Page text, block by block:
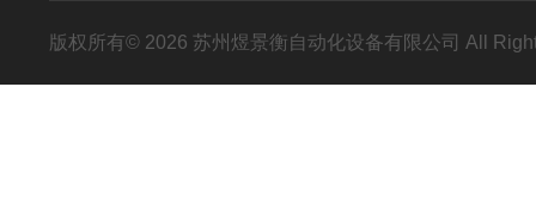
版权所有© 2026 苏州煜景衡自动化设备有限公司 All